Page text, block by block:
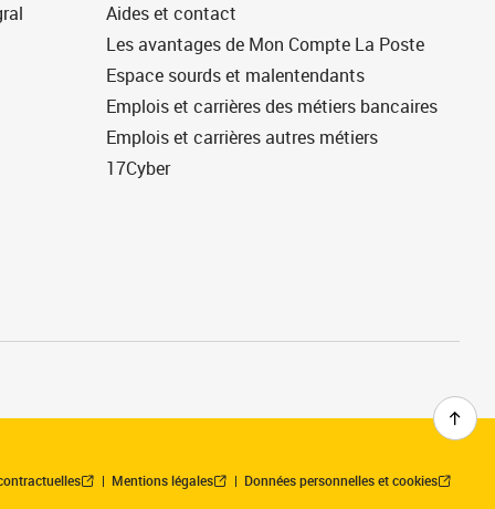
Aides et contact
Les avantages de Mon Compte La Poste
Espace sourds et malentendants
Emplois et carrières des métiers bancaires
Emplois et carrières autres métiers
17Cyber
Mentions légales Données personnelles et cookies